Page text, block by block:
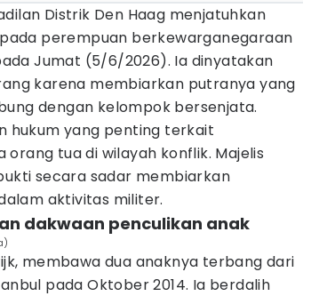
Distrik Den Haag menjatuhkan
perempuan berkewarganegaraan
Jumat (5/6/2026). Ia dinyatakan
karena membiarkan putranya yang
dengan kelompok bersenjata.
hukum yang penting terkait
tua di wilayah konflik. Majelis
secara sadar membiarkan
aktivitas militer.
dakwaan penculikan anak
membawa dua anaknya terbang dari
pada Oktober 2014. Ia berdalih